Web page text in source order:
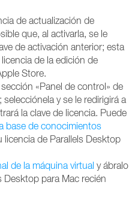
de actualización de
que, al activarla, se le
de activación anterior; esta
de la edición de
Store.
«Panel de control» de
selecciónela y se le redirigirá a
la clave de licencia. Puede
base de conocimientos
licencia de Parallels Desktop
de la máquina virtual y ábralo
Desktop para Mac recién